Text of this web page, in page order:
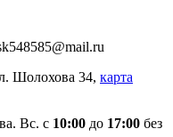
Шолохова 34, карта
Вс. с 10:00 до 17:00 без